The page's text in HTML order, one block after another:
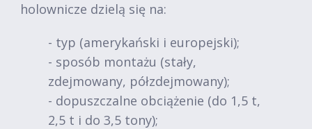
holownicze dzielą się na:
- typ (amerykański i europejski);
- sposób montażu (stały,
zdejmowany, półzdejmowany);
- dopuszczalne obciążenie (do 1,5 t,
2,5 t i do 3,5 tony);